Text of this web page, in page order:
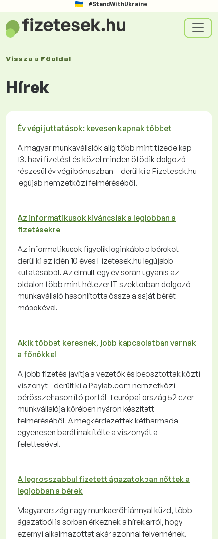
#StandWithUkraine
Vissza a Főoldal
Hírek
Év végi juttatások: kevesen kapnak többet
A magyar munkavállalók alig több mint tizede kap
13. havi fizetést és közel minden ötödik dolgozó
részesül év végi bónuszban – derül ki a Fizetesek.hu
legújab nemzetközi felméréséből.
Az informatikusok kiváncsiak a legjobban a
fizetésekre
Az informatikusok figyelik leginkább a béreket –
derül ki az idén 10 éves Fizetesek.hu legújabb
kutatásából. Az elmúlt egy év során ugyanis az
oldalon több mint hétezer IT szektorban dolgozó
munkavállaló hasonlította össze a saját bérét
másokéval.
Akik többet keresnek, jobb kapcsolatban vannak
a főnökkel
A jobb fizetés javítja a vezetők és beosztottak közti
viszonyt - derült ki a Paylab.com nemzetközi
bérösszehasonlító portál 11 európai ország 52 ezer
munkvállalója körében nyáron készített
felméréséből. A megkérdezettek kétharmada
egyenesen barátinak ítélte a viszonyát a
felettesével.
A legrosszabbul fizetett ágazatokban nőttek a
legjobban a bérek
Magyarország nagy munkaerőhiánnyal küzd, több
ágazatból is sorban érkeznek a hírek arról, hogy
ezernyi alkalmazottat akár azonnal felvennének.